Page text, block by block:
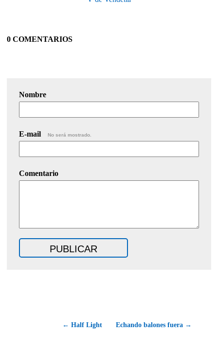
0 COMENTARIOS
Nombre
E-mail No será mostrado.
Comentario
← Half Light Echando balones fuera →